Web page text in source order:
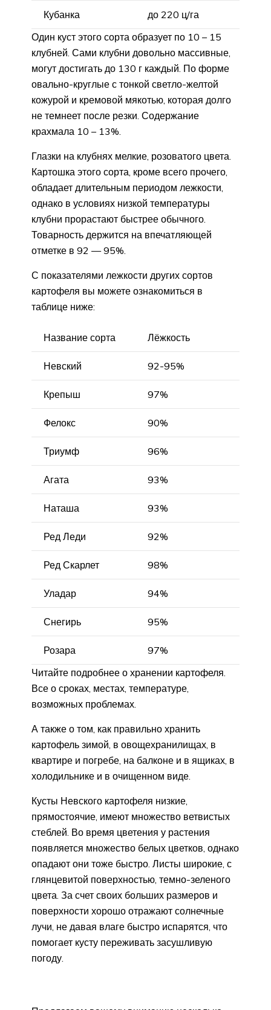
Кубанка
до 220 ц/га
Один куст этого сорта образует по 10 – 15
клубней. Сами клубни довольно массивные,
могут достигать до 130 г каждый. По форме
овально-круглые с тонкой светло-желтой
кожурой и кремовой мякотью, которая долго
не темнеет после резки. Содержание
крахмала 10 – 13%.
Глазки на клубнях мелкие, розоватого цвета.
Картошка этого сорта, кроме всего прочего,
обладает длительным периодом лежкости,
однако в условиях низкой температуры
клубни прорастают быстрее обычного.
Товарность держится на впечатляющей
отметке в 92 — 95%.
С показателями лежкости других сортов
картофеля вы можете ознакомиться в
таблице ниже:
Название сорта Лёжкость
Невский 92-95%
Крепыш 97%
Фелокс 90%
Триумф 96%
Агата 93%
Наташа 93%
Ред Леди 92%
Ред Скарлет 98%
Уладар 94%
Снегирь 95%
Розара
97%
Читайте подробнее о хранении картофеля.
Все о сроках, местах, температуре,
возможных проблемах.
А также о том, как правильно хранить
картофель зимой, в овощехранилищах, в
квартире и погребе, на балконе и в ящиках, в
холодильнике и в очищенном виде.
Кусты Невского картофеля низкие,
прямостоячие, имеют множество ветвистых
стеблей. Во время цветения у растения
появляется множество белых цветков, однако
опадают они тоже быстро. Листы широкие, с
глянцевитой поверхностью, темно-зеленого
цвета. За счет своих больших размеров и
поверхности хорошо отражают солнечные
лучи, не давая влаге быстро испарятся, что
помогает кусту переживать засушливую
погоду.